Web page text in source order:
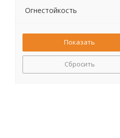
Огнестойкость
Сбросить